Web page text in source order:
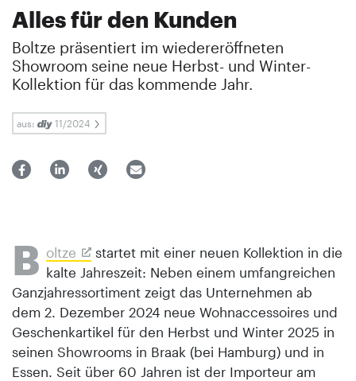
Alles für den Kunden
Boltze präsentiert im wiedereröffneten
Showroom seine neue Herbst- und Winter-
Kollektion für das kommende Jahr.
aus: 11/2024
B oltze
startet mit einer neuen Kollektion in die
kalte Jahreszeit: Neben einem umfangreichen
Ganzjahressortiment zeigt das Unternehmen ab
dem 2. Dezember 2024 neue Wohnaccessoires und
Geschenkartikel für den Herbst und Winter 2025 in
seinen Showrooms in Braak (bei Hamburg) und in
Essen. Seit über 60 Jahren ist der Importeur am